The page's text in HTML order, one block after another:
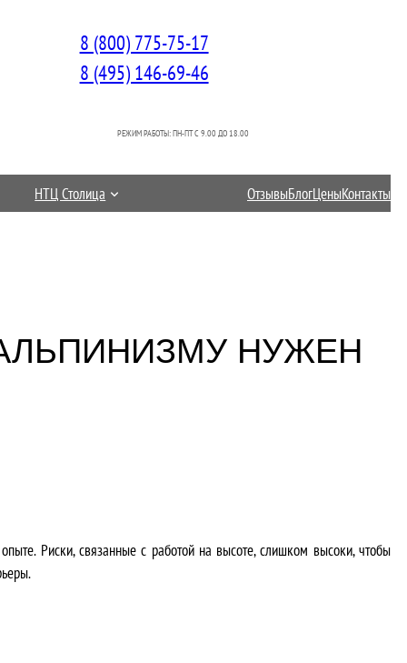
8 (800) 775-75-17
8 (495) 146-69-46
РЕЖИМ РАБОТЫ: ПН-ПТ C 9.00 ДО 18.00
НТЦ Столица ОтзывыБлогЦеныКонтакты
НУЖЕН
Риски, связанные с работой на высоте, слишком высоки, чтобы